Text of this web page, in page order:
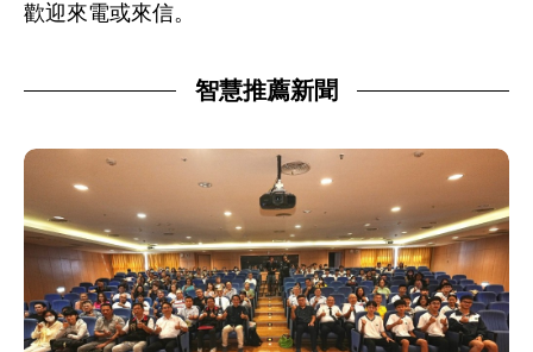
歡迎來電或來信。
智慧推薦新聞